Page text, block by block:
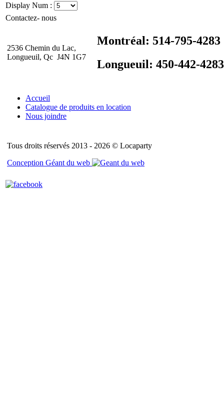
Display Num :
Contactez- nous
2536 Chemin du Lac,
Longueuil, Qc J4N 1G7
Montréal: 514-795-4283
Longueuil: 450-442-4283
Accueil
Catalogue de produits en location
Nous joindre
Tous droits réservés 2013 - 2026 © Locaparty
Conception Géant du web